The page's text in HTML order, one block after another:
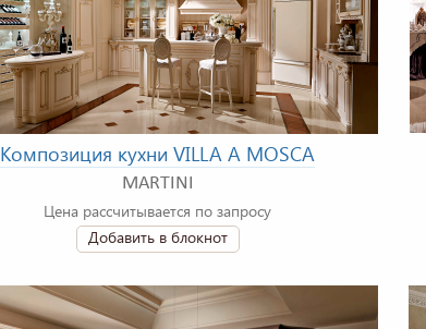
Композиция кухни VILLA A MOSCA
MARTINI
Цена рассчитывается по запросу
Добавить в блокнот